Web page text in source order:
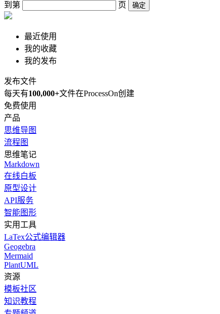
到第
页 确定
最近使用
我的收藏
我的发布
发布文件
每天有100,000+文件在ProcessOn创建
免费使用
产品
思维导图
流程图
思维笔记
Markdown
在线白板
原型设计
API服务
智能图形
实用工具
LaTex公式编辑器
Geogebra
Mermaid
PlantUML
资源
模板社区
知识教程